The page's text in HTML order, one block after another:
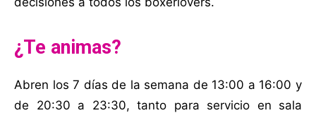
¿Te animas?
Abren los 7 días de la semana de 13:00 a 16:00 y
de 20:30 a 23:30, tanto para servicio en sala